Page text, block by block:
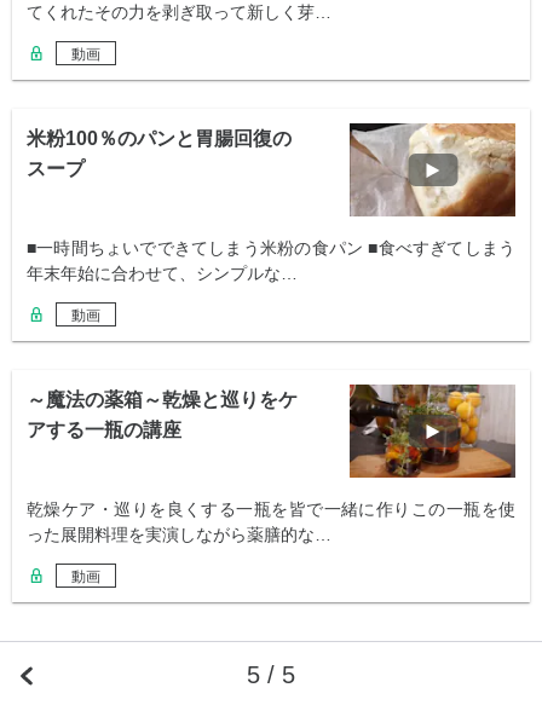
てくれたその力を剥ぎ取って新しく芽…
動画
米粉100％のパンと胃腸回復の
スープ
■一時間ちょいでできてしまう米粉の食パン ■食べすぎてしまう
年末年始に合わせて、シンプルな…
動画
～魔法の薬箱～乾燥と巡りをケ
アする一瓶の講座
乾燥ケア・巡りを良くする一瓶を皆で一緒に作りこの一瓶を使
った展開料理を実演しながら薬膳的な…
動画
5 / 5